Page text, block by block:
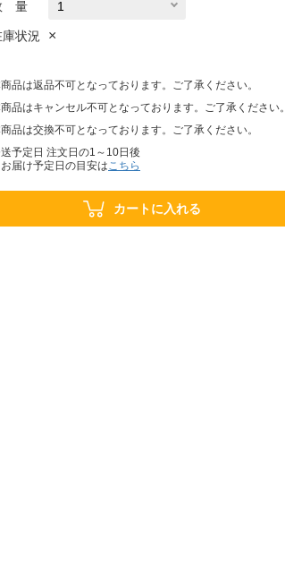
量
状況 ×
品は返品不可となっております。ご了承ください。
品はキャンセル不可となっております。ご了承ください。
品は交換不可となっております。ご了承ください。
予定日 注文日の1～10日後
届け予定日の目安はこちら
カートに入れる